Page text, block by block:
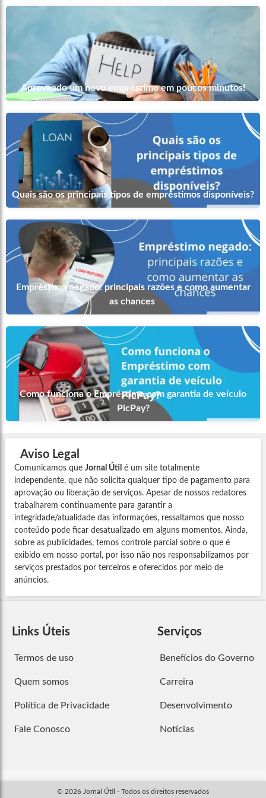
Aprovando um novo empréstimo em poucos minutos!
Quais são os principais tipos de empréstimos disponíveis?
Empréstimo negado: principais razões e como aumentar
as chances
Como funciona o Empréstimo com garantia de veículo
PicPay?
Aviso Legal
Comunicamos que Jornal Útil é um site totalmente
independente, que não solicita qualquer tipo de pagamento para
aprovação ou liberação de serviços. Apesar de nossos redatores
trabalharem continuamente para garantir a
integridade/atualidade das informações, ressaltamos que nosso
conteúdo pode ficar desatualizado em alguns momentos. Ainda,
sobre as publicidades, temos controle parcial sobre o que é
exibido em nosso portal, por isso não nos responsabilizamos por
serviços prestados por terceiros e oferecidos por meio de
anúncios.
Links Úteis
Termos de uso
Quem somos
Política de Privacidade
Fale Conosco
Serviços
Benefícios do Governo
Carreira
Desenvolvimento
Notícias
© 2026 Jornal Útil - Todos os direitos reservados